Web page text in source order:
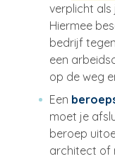
verplicht als
Hiermee
bedrijf
een
op de weg
Een
moet je
beroep
architect of